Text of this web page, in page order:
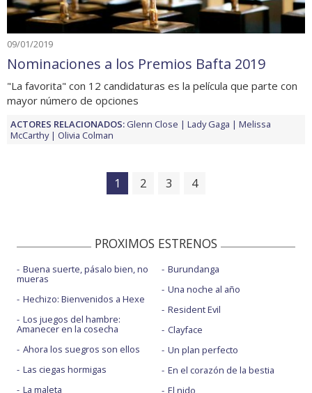
09/01/2019
Nominaciones a los Premios Bafta 2019
"La favorita" con 12 candidaturas es la película que parte con
mayor número de opciones
ACTORES RELACIONADOS: Glenn Close Lady Gaga
Melissa
McCarthy
Olivia Colman
1 2 3 4
PROXIMOS ESTRENOS
Buena suerte, pásalo bien, no
mueras
Hechizo: Bienvenidos a Hexe
Los juegos del hambre:
Amanecer en la cosecha
Ahora los suegros son ellos
Las ciegas hormigas
La maleta
Burundanga
Una noche al año
Resident Evil
Clayface
Un plan perfecto
En el corazón de la bestia
El nido